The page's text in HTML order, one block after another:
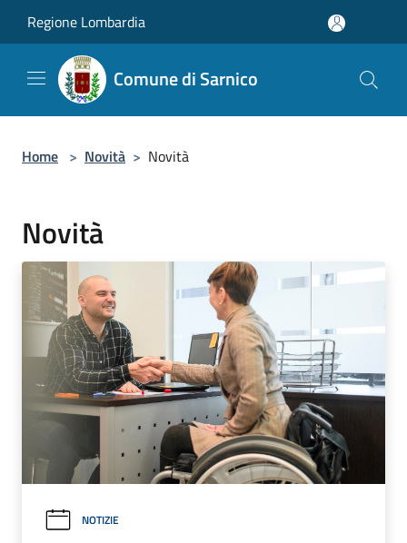
Regione Lombardia
Comune di Sarnico
Home > Novità > Novità
Novità
NOTIZIE